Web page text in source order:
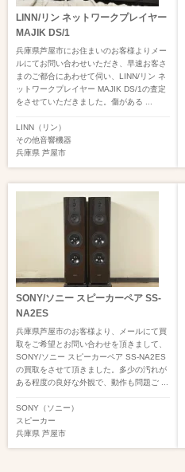
LINN/リン ネットワークプレイヤー
MAJIK DS/1
兵庫県芦屋市にお住まいのお客様よりメー
ルにてお問い合わせいただき、早速お客さ
まのご都合にあわせて伺い、LINN/リン ネ
ットワークプレイヤー MAJIK DS/1の査定
をさせていただきました。傷がある ...
LINN（リン）
その他音響機器
兵庫県 芦屋市
SONY/ソニー スピーカーペア SS-
NA2ES
兵庫県芦屋市のお客様より、メールにて買
取をご希望とお問い合わせを頂きまして、
SONY/ソニー スピーカーペア SS-NA2ES
の買取をさせて頂きました。多少の汚れが
ある程度の良好な外観で、動作も問題ご ...
SONY（ソニー）
スピーカー
兵庫県 芦屋市